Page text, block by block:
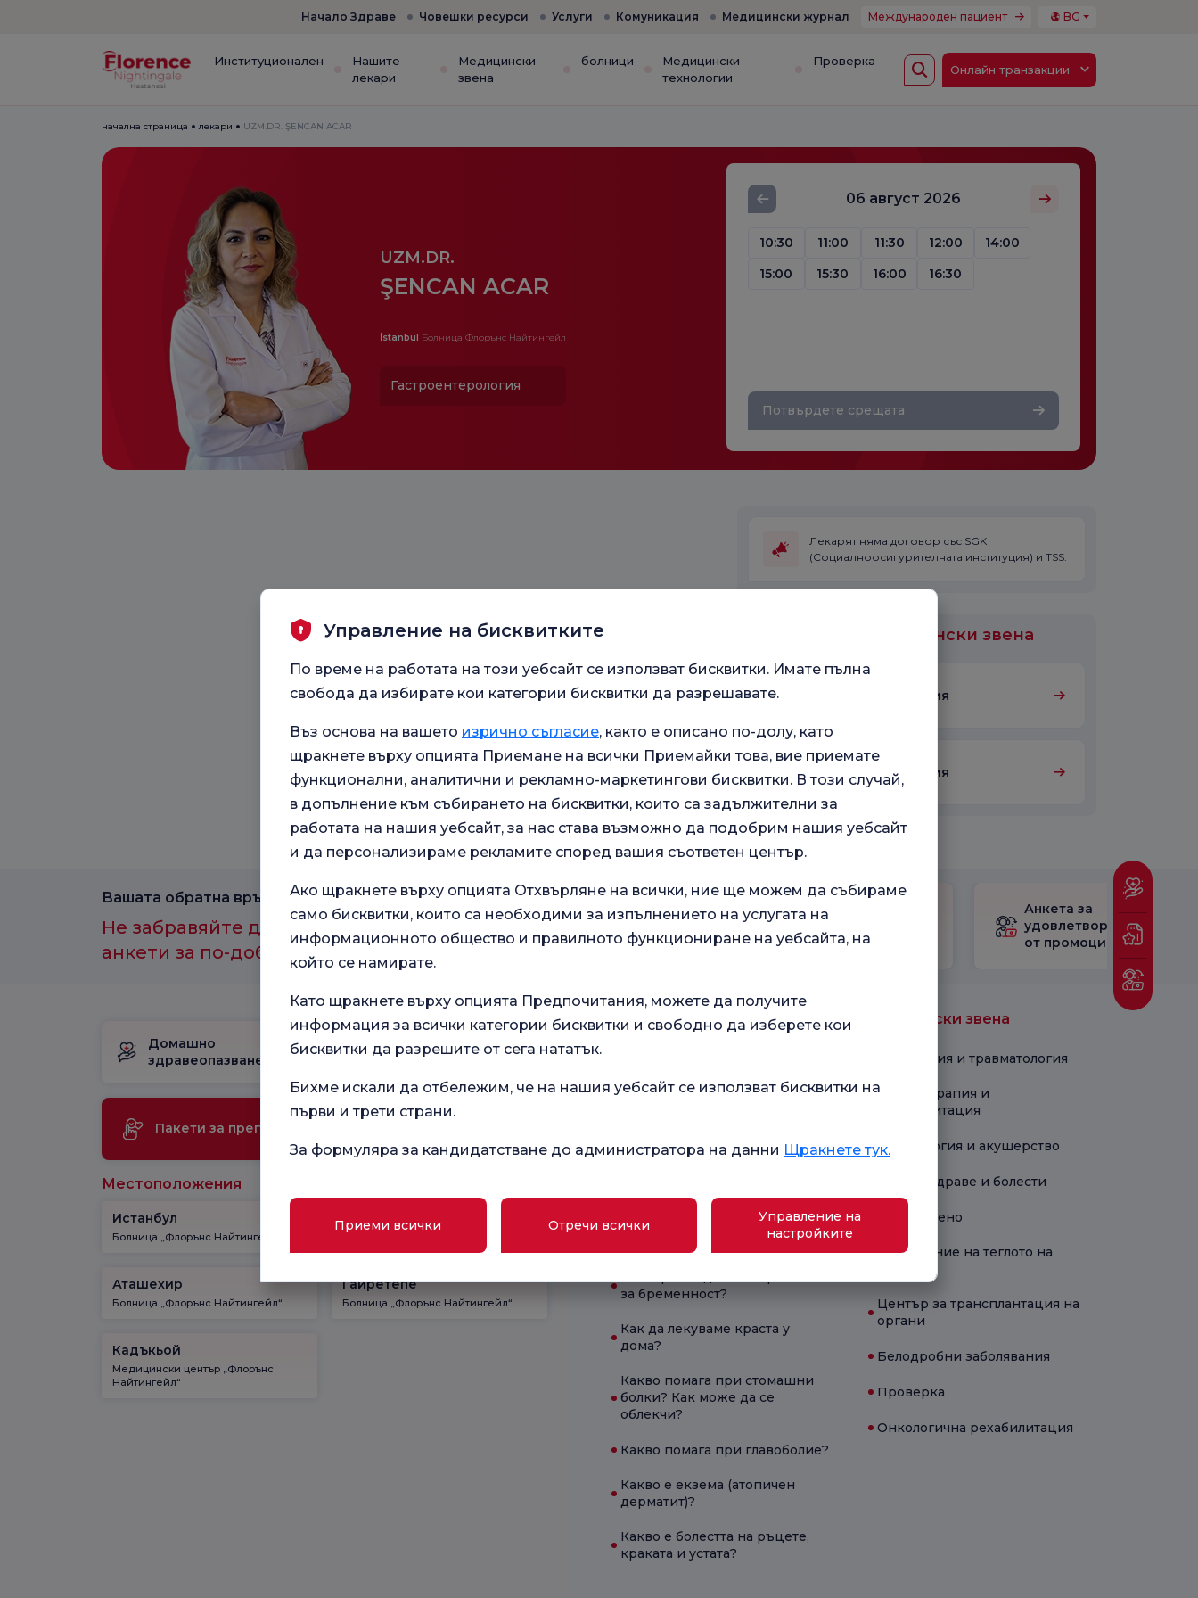
Начало Здраве Човешки ресурси Услуги Комуникация Медицински журнал Международен пациент BG
Институционален
Нашите
лекари
Медицински
звена
болници
Медицински
технологии
Проверка
Онлайн транзакции
начална страница лекари UZM.DR. ŞENCAN ACAR
UZM.DR.
ŞENCAN ACAR
İstanbul Болница Флорънс Найтингейл
Гастроентерология
06 август 2026
10:30 11:00 11:30 12:00
14:00
15:00
15:30 16:00 16:30
Потвърдете срещата
Лекарят няма договор със SGK
(Социалноосигурителната институция) и TSS.
Работили са медицински звена
Гастроентерология
Гастроентерология
Домашно
здравеопазване
Пакет за
раждане
Училище за
Пакети за преглед
Медицински
Местоположения
Истанбул
Болница „Флорънс Найтингейл“
Кадъкьой
Болница „Флорънс Найтингейл“
Аташехир
Болница „Флорънс Найтингейл“
Гайретепе
Болница „Флорънс Найтингейл“
Кадъкьой
Медицински център „Флорънс
Найтингейл“
Текущо здравословно
Какво е добро за диария?
Какво представляват
за бременност?
Как да лекуваме краста у
дома?
Какво помага при стомашни
болки? Как може да се
облекчи?
Какво помага при главоболие?
Какво е екзема (атопичен
дерматит)?
Какво е болестта на ръцете,
краката и устата?
Медицински звена
Ортопедия и травматология
Физиотерапия и
рехабилитация
Гинекология и акушерство
Детско здраве и болести
Новородено
Управление на теглото на
Център за трансплантация на
органи
Белодробни заболявания
Проверка
Онкологична рехабилитация
Вашата обратна връзка е важна за нас.
Не забравяйте да участвате в нашите
анкети за по-добро здравно изживяване.
Анкета за общо
удовлетворение
Проверете
удовлетвореност.
Анкета за
удовлетвореност
от промоцията
Управление на бисквитките
По време на работата на този уебсайт се използват бисквитки. Имате пълна
свобода да избирате кои категории бисквитки да разрешавате.
Въз основа на вашето изрично съгласие, както е описано по-долу, като
щракнете върху опцията Приемане на всички Приемайки това, вие приемате
функционални, аналитични и рекламно-маркетингови бисквитки. В този случай,
в допълнение към събирането на бисквитки, които са задължителни за
работата на нашия уебсайт, за нас става възможно да подобрим нашия уебсайт
и да персонализираме рекламите според вашия съответен център.
Ако щракнете върху опцията Отхвърляне на всички, ние ще можем да събираме
само бисквитки, които са необходими за изпълнението на услугата на
информационното общество и правилното функциониране на уебсайта, на
който се намирате.
Като щракнете върху опцията Предпочитания, можете да получите
информация за всички категории бисквитки и свободно да изберете кои
бисквитки да разрешите от сега нататък.
Бихме искали да отбележим, че на нашия уебсайт се използват бисквитки на
първи и трети страни.
За формуляра за кандидатстване до администратора на данни Щракнете тук.
Приеми всички Отречи всички
Управление на
настройките